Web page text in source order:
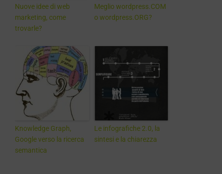
Nuove idee di web
marketing, come
trovarle?
Meglio wordpress.COM
o wordpress.ORG?
Knowledge Graph,
Google verso la ricerca
semantica
Le infografiche 2.0, la
sintesi e la chiarezza